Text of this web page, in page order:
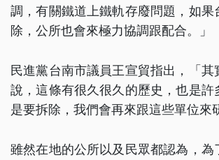
調，有關鐵道上鐵軌存廢問題，如果
除，公所也會來極力協調跟配合。」
民進黨台南市議員王宣貿指出，「其
說，這條有很久很久的歷史，也是許
是要拆除，我們會再來跟這些單位來
雖然在地的公所以及民眾都認為，為